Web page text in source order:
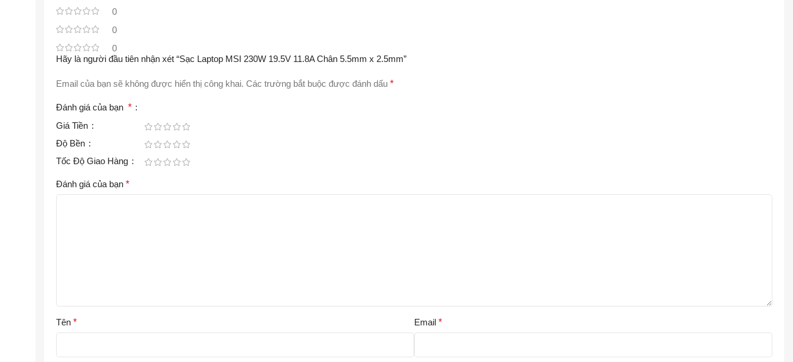
0
0
0
Hãy là người đầu tiên nhận xét “Sạc Laptop MSI 230W 19.5V 11.8A Chân 5.5mm x 2.5mm”
Email của bạn sẽ không được hiển thị công khai. Các trường bắt buộc được đánh dấu *
Đánh giá của bạn *
Giá Tiền
Độ Bền
Tốc Độ Giao Hàng
Đánh giá của bạn *
Tên * Email *